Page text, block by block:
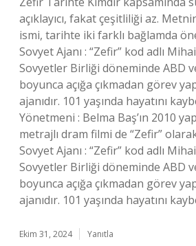
açıklayıcı, fakat çeşitliliği az.
ismi, tarihte iki farklı bağlamda
Sovyet Ajanı : “Zefir” kod adlı
Sovyetler Birliği döneminde ABD
boyunca açığa çıkmadan görev
ajanıdır. 101 yaşında hayatını
Yönetmeni : Belma Baş’ın 2010
metrajlı dram filmi de “Zefir” olarak
Sovyet Ajanı : “Zefir” kod adlı
Sovyetler Birliği döneminde ABD
boyunca açığa çıkmadan görev
ajanıdır. 101 yaşında hayatını
Ekim 31, 2024 Yanıtla